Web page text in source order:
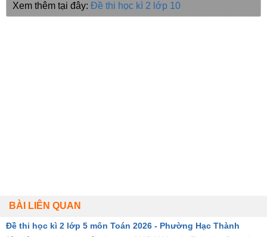
Xem thêm tại đây: Đề thi học kì 2 lớp 10
BÀI LIÊN QUAN
Đề thi học kì 2 lớp 5 môn Toán 2026 - Phường Hạc Thành